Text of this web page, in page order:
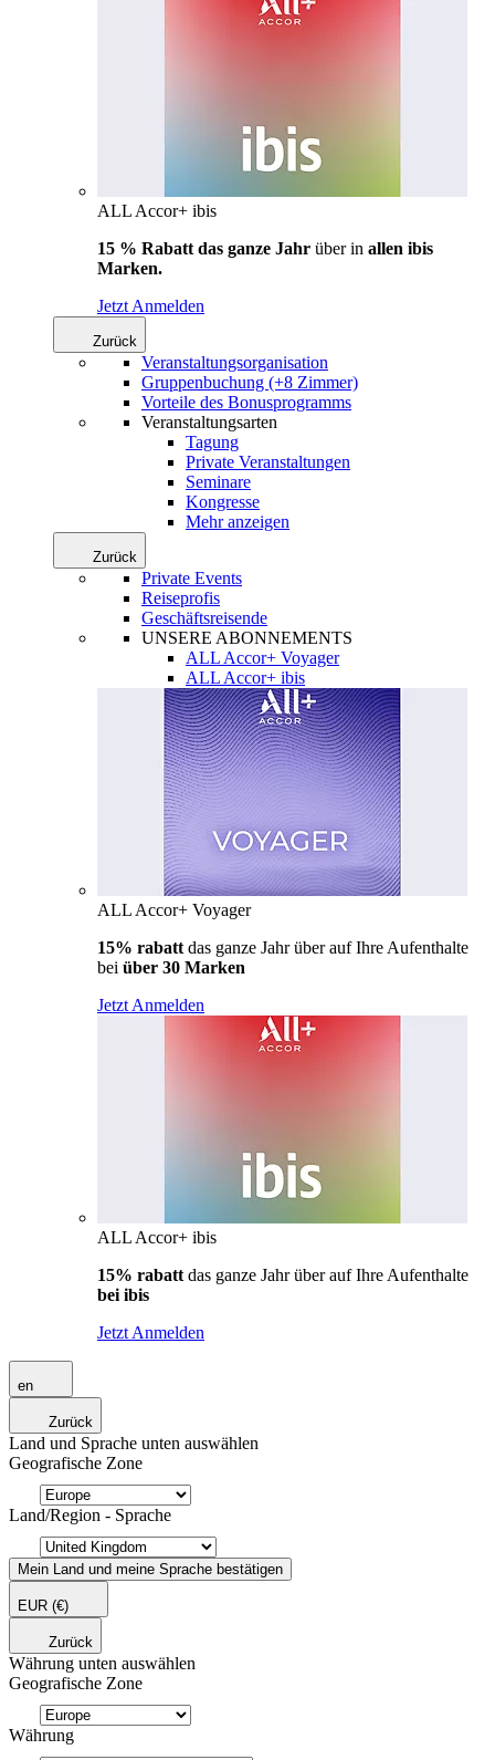
ALL Accor+ ibis
15 % Rabatt das ganze Jahr über in allen ibis
Marken.
Jetzt Anmelden
Zurück
Veranstaltungsorganisation
Gruppenbuchung (+8 Zimmer)
Vorteile des Bonusprogramms
Veranstaltungsarten
Tagung
Private Veranstaltungen
Seminare
Kongresse
Mehr anzeigen
Zurück
Private Events
Reiseprofis
Geschäftsreisende
UNSERE ABONNEMENTS
ALL Accor+ Voyager
ALL Accor+ ibis
ALL Accor+ Voyager
15% rabatt das ganze Jahr über auf Ihre Aufenthalte
bei über 30 Marken
Jetzt Anmelden
ALL Accor+ ibis
15% rabatt das ganze Jahr über auf Ihre Aufenthalte
bei ibis
Jetzt Anmelden
en
Zurück
Land und Sprache unten auswählen
Geografische Zone
Land/Region - Sprache
Mein Land und meine Sprache bestätigen
EUR (€)
Zurück
Währung unten auswählen
Geografische Zone
Währung